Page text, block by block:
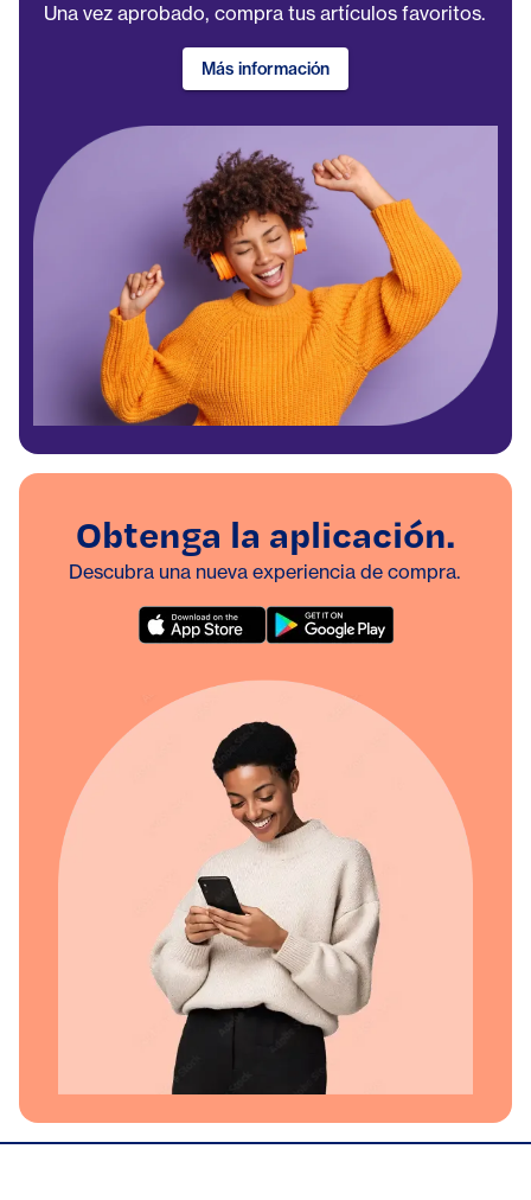
Una vez aprobado, compra tus artículos favoritos.
Más información
Obtenga la aplicación.
Descubra una nueva experiencia de compra.